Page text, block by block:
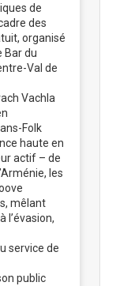
de
des
organisé
Bar du
Val de
Vachla
Folk
haute en
actif – de
les
mêlant
l’évasion,
service de
public